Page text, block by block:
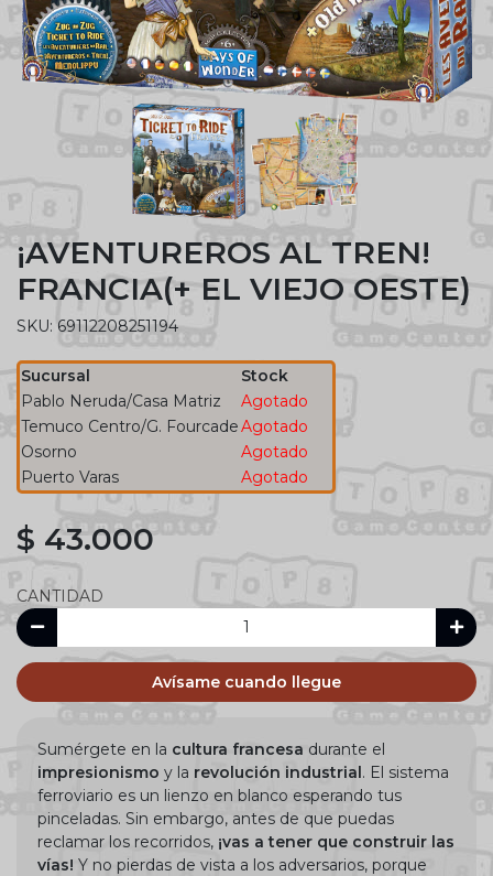
¡AVENTUREROS AL TREN!
FRANCIA(+ EL VIEJO OESTE)
SKU: 69112208251194
Sucursal
Stock
Pablo Neruda/Casa Matriz
Agotado
Temuco Centro/G. FourcadeAgotado
Osorno
Agotado
Puerto Varas
Agotado
$ 43.000
CANTIDAD
Avísame cuando llegue
Sumérgete en la cultura francesa durante el
impresionismo y la revolución industrial. El sistema
ferroviario es un lienzo en blanco esperando tus
pinceladas. Sin embargo, antes de que puedas
reclamar los recorridos, ¡vas a tener que construir las
vías! Y no pierdas de vista a los adversarios, porque